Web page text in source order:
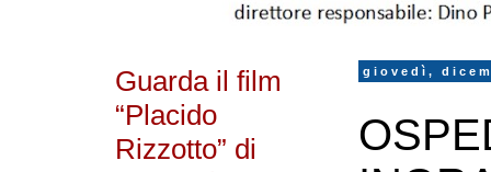
giovedì,
Guarda il film
“Placido
Rizzotto” di